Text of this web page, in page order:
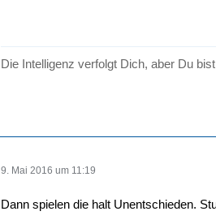
Die Intelligenz verfolgt Dich, aber Du
9. Mai 2016 um 11:19
Dann spielen die halt Unentschieden.